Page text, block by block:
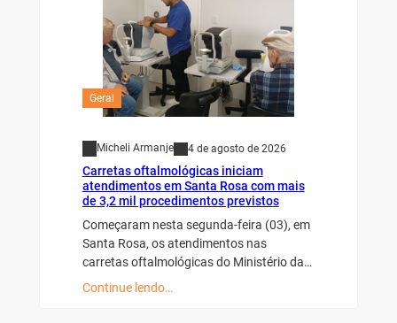
Geral
Micheli Armanje 4 de agosto de 2026
Carretas oftalmológicas iniciam
atendimentos em Santa Rosa com mais
de 3,2 mil procedimentos previstos
Começaram nesta segunda-feira (03), em
Santa Rosa, os atendimentos nas
carretas oftalmológicas do Ministério da…
Continue lendo…